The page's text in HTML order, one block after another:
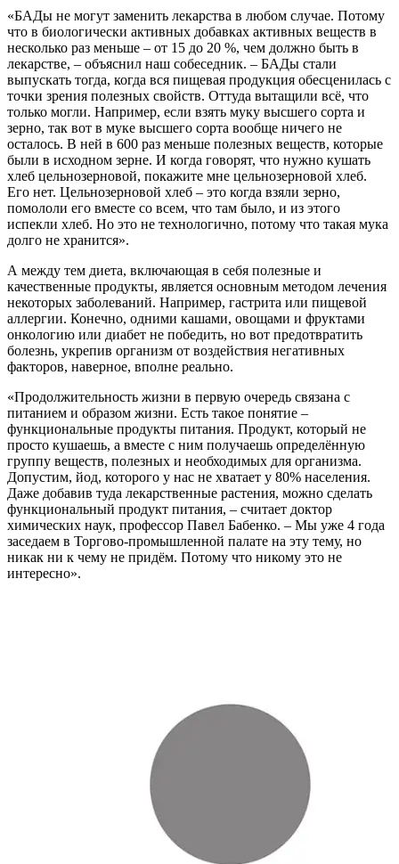
«БАДы не могут заменить лекарства в любом случае. Потому
что в биологически активных добавках активных веществ в
несколько раз меньше – от 15 до 20 %, чем должно быть в
лекарстве, – объяснил наш собеседник. – БАДы стали
выпускать тогда, когда вся пищевая продукция обесценилась с
точки зрения полезных свойств. Оттуда вытащили всё, что
только могли. Например, если взять муку высшего сорта и
зерно, так вот в муке высшего сорта вообще ничего не
осталось. В ней в 600 раз меньше полезных веществ, которые
были в исходном зерне. И когда говорят, что нужно кушать
хлеб цельнозерновой, покажите мне цельнозерновой хлеб.
Его нет. Цельнозерновой хлеб – это когда взяли зерно,
помололи его вместе со всем, что там было, и из этого
испекли хлеб. Но это не технологично, потому что такая мука
долго не хранится».
А между тем диета, включающая в себя полезные и
качественные продукты, является основным методом лечения
некоторых заболеваний. Например, гастрита или пищевой
аллергии. Конечно, одними кашами, овощами и фруктами
онкологию или диабет не победить, но вот предотвратить
болезнь, укрепив организм от воздействия негативных
факторов, наверное, вполне реально.
«Продолжительность жизни в первую очередь связана с
питанием и образом жизни. Есть такое понятие –
функциональные продукты питания. Продукт, который не
просто кушаешь, а вместе с ним получаешь определённую
группу веществ, полезных и необходимых для организма.
Допустим, йод, которого у нас не хватает у 80% населения.
Даже добавив туда лекарственные растения, можно сделать
функциональный продукт питания, – считает доктор
химических наук, профессор Павел Бабенко. – Мы уже 4 года
заседаем в Торгово-промышленной палате на эту тему, но
никак ни к чему не придём. Потому что никому это не
интересно».